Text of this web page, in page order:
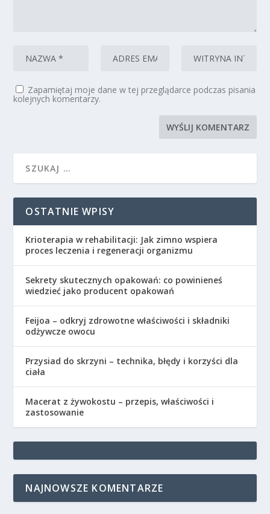
Zapamiętaj moje dane w tej przeglądarce podczas pisania
kolejnych komentarzy.
OSTATNIE WPISY
Krioterapia w rehabilitacji: Jak zimno wspiera
proces leczenia i regeneracji organizmu
Sekrety skutecznych opakowań: co powinieneś
wiedzieć jako producent opakowań
Feijoa – odkryj zdrowotne właściwości i składniki
odżywcze owocu
Przysiad do skrzyni – technika, błędy i korzyści dla
ciała
Macerat z żywokostu – przepis, właściwości i
zastosowanie
NAJNOWSZE KOMENTARZE